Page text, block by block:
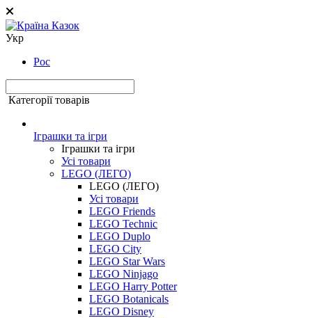
Укр
Рос
Категорії товарів
Іграшки та ігри
Іграшки та ігри
Усі товари
LEGO (ЛЕГО)
LEGO (ЛЕГО)
Усі товари
LEGO Friends
LEGO Technic
LEGO Duplo
LEGO City
LEGO Star Wars
LEGO Ninjago
LEGO Harry Potter
LEGO Botanicals
LEGO Disney